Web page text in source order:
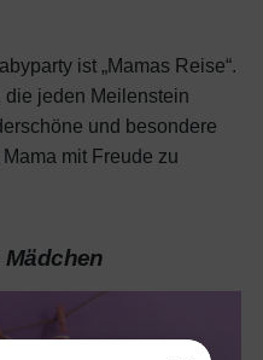
ist „Mamas Reise“.
die jeden Meilenstein
und besondere
mit Freude zu
Mädchen